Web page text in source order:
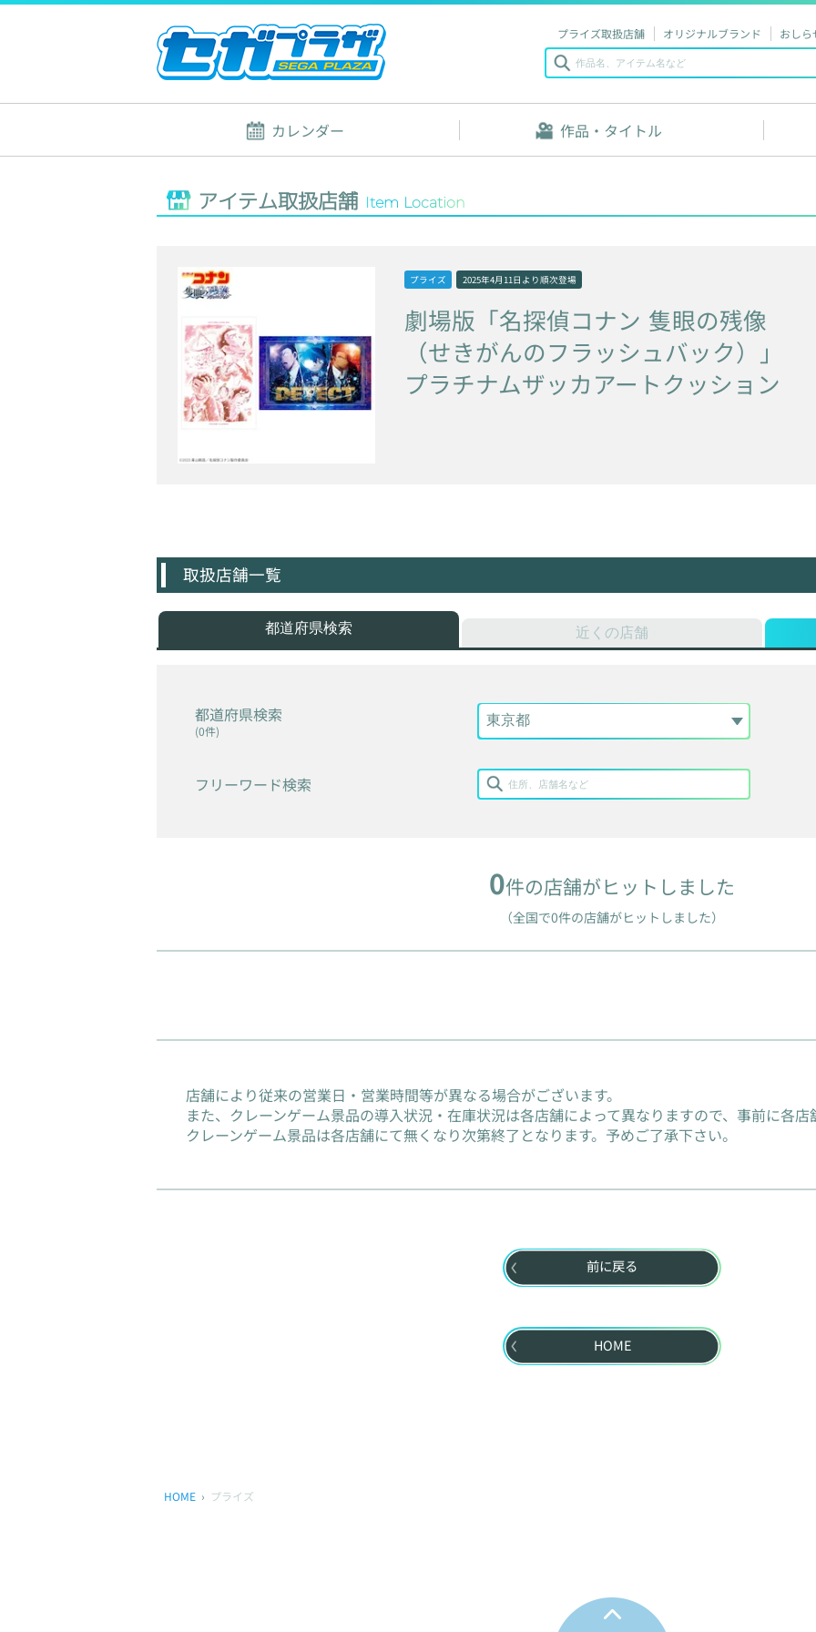
プライズ取扱店舗 オリジナルブランド おしら
カレンダー 作品・タイトル
アイテム取扱店舗 Item Location
プライズ 2025年4月11日 より順次登場
劇場版「名探偵コナン 隻眼の残像
（せきがんのフラッシュバック）」
プラチナムザッカアートクッション
取扱店舗一覧
都道府県検索 近くの店舗
都道府県検索
(0件)
フリーワード検索
0件の店舗がヒットしました
（全国で0件の店舗がヒットしました）
店舗により従来の営業日・営業時間等が異なる場合がございます。
また、クレーンゲーム景品の導入状況・在庫状況は各店舗によって異なりますので、事前に各店
クレーンゲーム景品は各店舗にて無くなり次第終了となります。予めご了承下さい。
前に戻る
HOME
HOME プライズ